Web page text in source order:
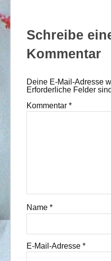
Schreibe
Kommentar
Deine E-Mail-Adresse
Erforderliche Felder
Kommentar *
Name *
E-Mail-Adresse *